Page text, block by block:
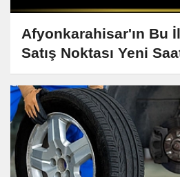
Afyonkarahisar'ın Bu
Satış Noktası Yeni
Verecek